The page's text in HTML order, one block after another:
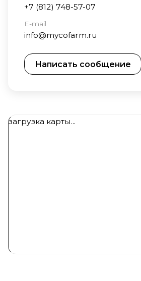
загрузка карты...
+7 (812) 748-57-07
E-mail
info@mycofarm.ru
Написать сообщение